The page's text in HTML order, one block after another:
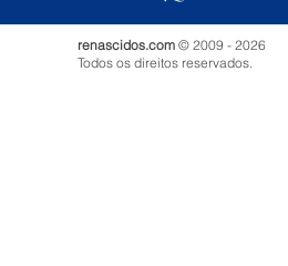
renascidos.com © 2009 - 2026
Todos os direitos reservados.